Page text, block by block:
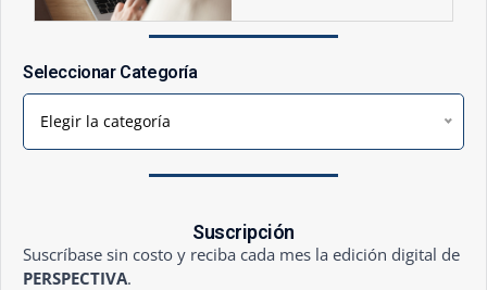
Seleccionar Categoría
Elegir la categoría
Suscripción
Suscríbase sin costo y reciba cada mes la edición digital de
PERSPECTIVA.